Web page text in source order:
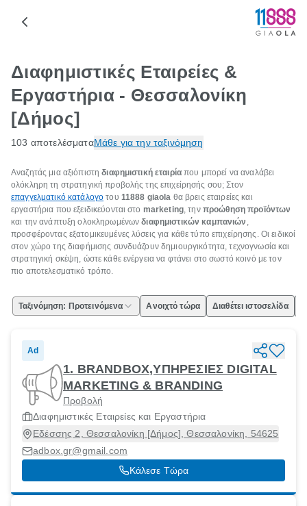
Διαφημιστικές Εταιρείες &
Εργαστήρια - Θεσσαλονίκη
[Δήμος]
103 αποτελέσματαΜάθε για την ταξινόμηση
Αναζητάς μια αξιόπιστηδιαφημιστική εταιρία που μπορεί να αναλάβει
ολόκληρη τη στρατηγική προβολής της επιχείρησής σου; Στον
επαγγελματικό κατάλογο του 11888 giaola θα βρεις εταιρείες και
εργαστήρια που εξειδικεύονται στο marketing, την προώθηση προϊόντων
και την ανάπτυξη ολοκληρωμένωνδιαφημιστικών καμπανιών ,
προσφέροντας εξατομικευμένες λύσεις για κάθε τύπο επιχείρησης. Οι ειδικοί
στον χώρο της διαφήμισης συνδυάζουν δημιουργικότητα, τεχνογνωσία και
στρατηγική σκέψη, ώστε κάθε ενέργεια να φτάνει στο σωστό κοινό με τον
πιο αποτελεσματικό τρόπο.
Ταξινόμηση: Προτεινόμενα Ανοιχτό τώρα Διαθέτει ιστοσελίδα
Ad
1. BRANDBOX,ΥΠΗΡΕΣΙΕΣ DIGITAL
MARKETING & BRANDING
Προβολή
Διαφημιστικές Εταιρείες και Εργαστήρια
Εδέσσης 2, Θεσσαλονίκη [Δήμος], Θεσσαλονίκη, 54625
adbox.gr@gmail.com
Κάλεσε Τώρα